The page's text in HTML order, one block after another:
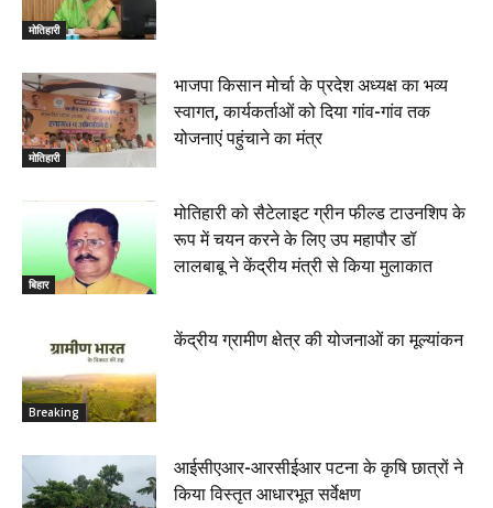
मोतिहारी
मोतिहारी
भाजपा किसान मोर्चा के प्रदेश अध्यक्ष का भव्य
स्वागत, कार्यकर्ताओं को दिया गांव-गांव तक
योजनाएं पहुंचाने का मंत्र
बिहार
मोतिहारी को सैटेलाइट ग्रीन फील्ड टाउनशिप के
रूप में चयन करने के लिए उप महापौर डॉ
लालबाबू ने केंद्रीय मंत्री से किया मुलाकात
Breaking
केंद्रीय ग्रामीण क्षेत्र की योजनाओं का मूल्यांकन
आईसीएआर-आरसीईआर पटना के कृषि छात्रों ने
किया विस्तृत आधारभूत सर्वेक्षण